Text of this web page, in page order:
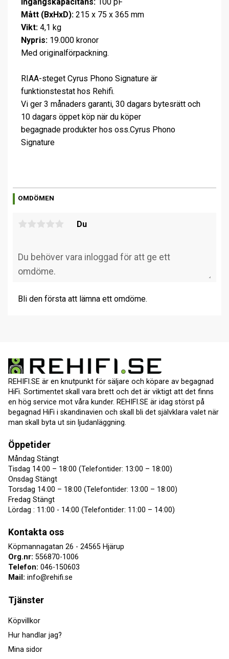
Mått (BxHxD): 215 x 75 x 365 mm
Vikt: 4,1 kg
Nypris: 19.000 kronor
Med originalförpackning.
RIAA-steget Cyrus Phono Signature är
funktionstestat hos Rehifi.
Vi ger 3 månaders garanti, 30 dagars bytesrätt och
10 dagars öppet köp när du köper
begagnade produkter hos oss.Cyrus Phono
Signature
OMDÖMEN
Du
Bli den första att lämna ett omdöme.
REHIFI.SE är en knutpunkt för säljare och köpare av begagnad
HiFi. Sortimentet skall vara brett och det är viktigt att det finns
en hög service mot våra kunder. REHIFI.SE är idag störst på
begagnad HiFi i skandinavien och skall bli det självklara valet när
man skall byta ut sin ljudanläggning.
Öppetider
Måndag Stängt
Tisdag 14:00 – 18:00 (Telefontider: 13:00 – 18:00)
Onsdag Stängt
Torsdag 14:00 – 18:00 (Telefontider: 13:00 – 18:00)
Fredag Stängt
Lördag : 11:00 - 14:00 (Telefontider: 11:00 – 14:00)
Kontakta oss
Köpmannagatan 26 - 24565 Hjärup
Org.nr: 556870-1006
Telefon: 046-150603
Mail: info@rehifi.se
Tjänster
Köpvillkor
Hur handlar jag?
Mina sidor